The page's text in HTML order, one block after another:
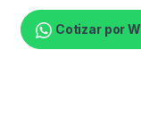
Cotizar por